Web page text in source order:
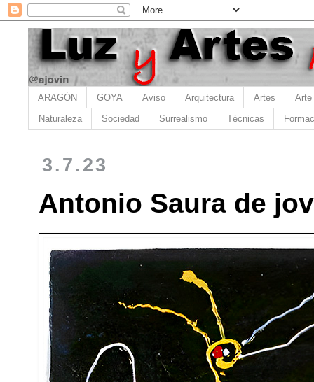
ARAGÓN GOYA Aviso Arquitectura Artes Arte
Naturaleza Sociedad Surrealismo Técnicas
3.7.23
Antonio Saura de